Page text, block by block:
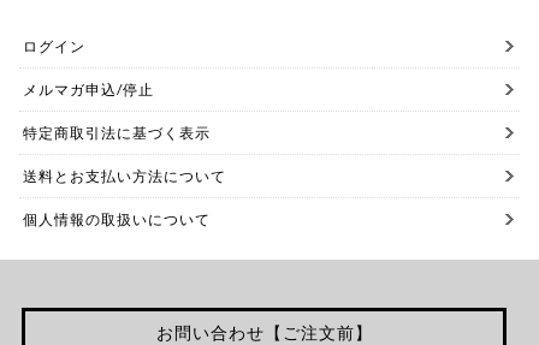
ログイン
メルマガ申込/停止
特定商取引法に基づく表示
送料とお支払い方法について
個人情報の取扱いについて
お問い合わせ【ご注文前】